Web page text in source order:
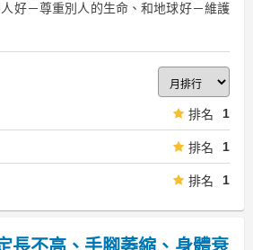
好－尊重別人的生命、和地球好－維護
排名 1
排名 1
排名 1